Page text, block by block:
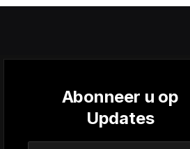
Abonneer u op
Updates